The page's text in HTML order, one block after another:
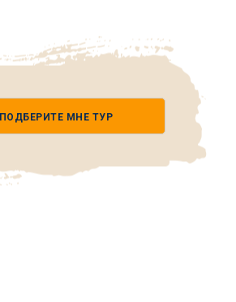
ПОДБЕРИТЕ МНЕ ТУР